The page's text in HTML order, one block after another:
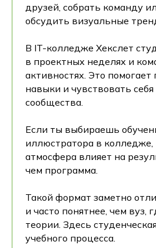
друзей, собрать команду
обсудить визуальные
В IT-колледже Хекслет
в проектных неделях и
активностях. Это помогает
навыки и чувствовать
сообщества.
Если ты выбираешь
иллюстратора в
атмосфера влияет на
чем программа.
Такой формат заметно
и часто понятнее, чем вуз,
теории. Здесь
учебного процесса.